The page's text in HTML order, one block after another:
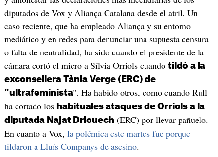
diputados de Vox y Aliança Catalana desde el atril. Un
caso reciente, que ha empleado Aliança y su entorno
mediático y en redes para denunciar una supuesta censura
o falta de neutralidad, ha sido cuando el presidente de la
cámara cortó el micro a Sílvia Orriols cuando tildó a la
exconsellera Tània Verge (ERC) de
"ultrafeminista". Ha habido otros, como cuando Rull
ha cortado los habituales ataques de Orriols a la
diputada Najat Driouech (ERC) por llevar pañuelo.
En cuanto a Vox, la polémica este martes fue porque
tildaron a Lluís Companys de asesino.